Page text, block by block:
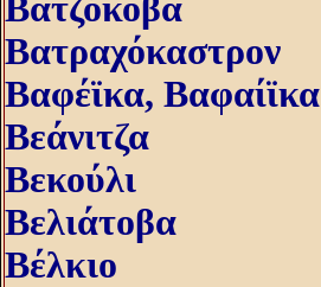
Βατζόκοβα
Βατραχόκαστρον
Βαφέϊκα, Βαφαίϊκα
Βεάνιτζα
Βεκούλι
Βελιάτοβα
Βέλκιο